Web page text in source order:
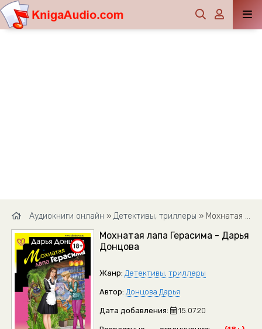
Аудиокниги онлайн » Детективы, триллеры » Мохнатая лапа Герасима - Дарья Донцова
Мохнатая лапа Герасима - Дарья
Донцова
Жанр: Детективы, триллеры
Автор: Донцова Дарья
Дата добавления: 15.07.20